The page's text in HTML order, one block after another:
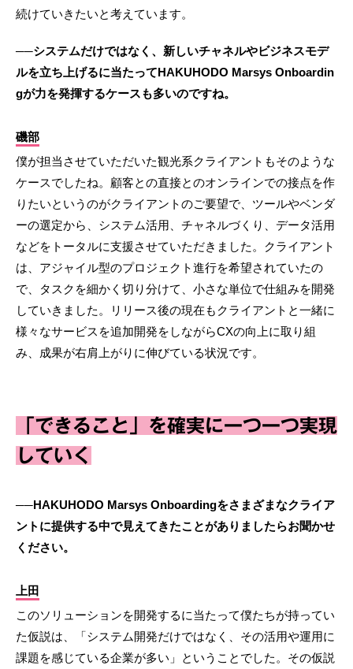
続けていきたいと考えています。
──システムだけではなく、新しいチャネルやビジネスモデ
ルを立ち上げるに当たってHAKUHODO Marsys Onboardin
gが力を発揮するケースも多いのですね。
磯部
僕が担当させていただいた観光系クライアントもそのような
ケースでしたね。顧客との直接とのオンラインでの接点を作
りたいというのがクライアントのご要望で、ツールやベンダ
ーの選定から、システム活用、チャネルづくり、データ活用
などをトータルに支援させていただきました。クライアント
は、アジャイル型のプロジェクト進行を希望されていたの
で、タスクを細かく切り分けて、小さな単位で仕組みを開発
していきました。リリース後の現在もクライアントと一緒に
様々なサービスを追加開発をしながらCXの向上に取り組
み、成果が右肩上がりに伸びている状況です。
「できること」を確実に一つ一つ実現
していく
──HAKUHODO Marsys Onboardingをさまざまなクライア
ントに提供する中で見えてきたことがありましたらお聞かせ
ください。
上田
このソリューションを開発するに当たって僕たちが持ってい
た仮説は、「システム開発だけではなく、その活用や運用に
課題を感じている企業が多い」ということでした。その仮説